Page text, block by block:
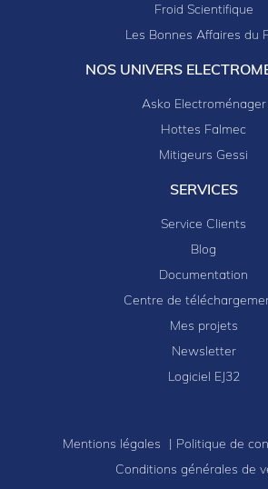
Froid Scientifique
Les Bonnes Affaires du
NOS UNIVERS
Asko Electroménager
Hottes Falmec
Mitigeurs Gessi
SERVICES
Service Clients
Blog
Documentation
Centre de
Mes projets
Newsletter
Logiciel EJ32
Mentions légales
Politique de
Conditions générales de